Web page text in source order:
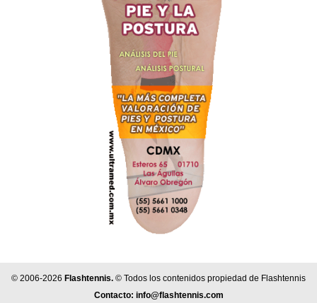
© 2006-2026 Flashtennis. © Todos los contenidos propiedad de Flashtennis
Contacto: info@flashtennis.com